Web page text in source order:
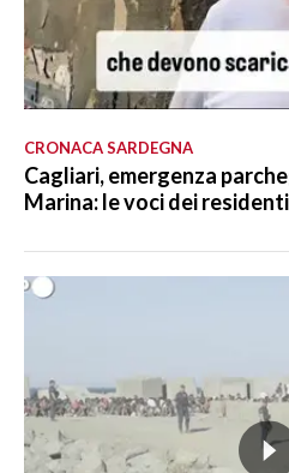
CRONACA SARDEGNA
Cagliari, emergenza
Marina: le voci dei residenti